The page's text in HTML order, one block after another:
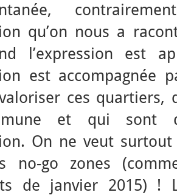
qu’on nous a
l’expression est
est accompagnée
ces quartiers,
et qui sont
On ne veut surtout
no-go zones
de janvier 2015) !